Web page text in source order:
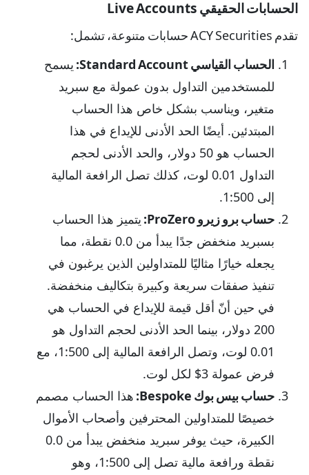
الحسابات الحقيقي Live Accounts
تقدم ACY Securities حسابات متنوعة، تشمل:
الحساب القياسي Standard Account:
يسمح
للمستخدمين التداول بدون عمولة مع سبريد
متغير، ويناسب بشكل خاص هذا الحساب
المبتدئين. أيضًا الحد الأدنى للإيداع في هذا
الحساب هو 50 دولار، والحد الأدنى لحجم
التداول 0.01 لوت، كذلك تصل الرافعة المالية
إلى 1:500.
حساب برو زيرو ProZero:
يتميز هذا الحساب
بسبريد منخفض جدًا يبدأ من 0.0 نقطة، مما
يجعله خيارًا مثاليًا للمتداولين الذين يرغبون في
تنفيذ صفقات سريعة وكبيرة بتكاليف منخفضة.
في حين أنّ أقل قيمة للإيداع في الحساب هي
200 دولار، بينما الحد الأدنى لحجم التداول هو
0.01 لوت، وتصل الرافعة المالية إلى 1:500، مع
فرض عمولة 3$ لكل لوت.
حساب بيس بوك Bespoke:
هذا الحساب مصمم
خصيصًا للمتداولين المحترفين وأصحاب الأموال
الكبيرة، حيث يوفر سبريد منخفض يبدأ من 0.0
نقطة ورافعة مالية تصل إلى 1:500، وهو